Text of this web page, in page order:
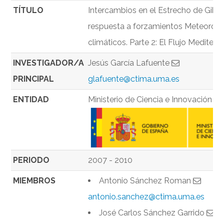
TÍTULO
Intercambios en el Estrecho de
respuesta a forzamientos
climáticos. Parte 2: El Flujo
INVESTIGADOR/A
PRINCIPAL
Jesús García Lafuente
glafuente@ctima.uma.es
ENTIDAD Ministerio de Ciencia e Innovación
PERIODO 2007 - 2010
MIEMBROS
Antonio Sánchez Roman
antonio.sanchez@ctima.uma.es
José Carlos Sánchez Garrido